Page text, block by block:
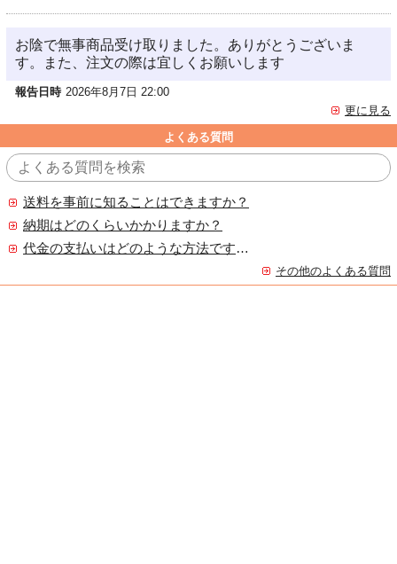
お陰で無事商品受け取りました。ありがとうございま
す。また、注文の際は宜しくお願いします
報告日時 2026年8月7日 22:00
更に見る
よくある質問
送料を事前に知ることはできますか？
納期はどのくらいかかりますか？
代金の支払いはどのような方法ですか？
その他のよくある質問